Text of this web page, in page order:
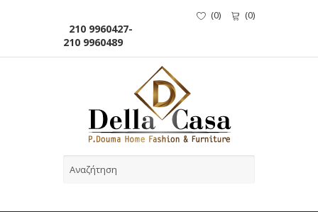
210 9960427-
210 9960489
(0) (0)